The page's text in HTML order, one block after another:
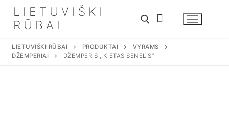
turinio
LIETUVIŠKI
RŪBAI
LIETUVIŠKI RŪBAI PRODUKTAI
VYRAMS
DŽEMPERIAI
DŽEMPERIS ,,KIETAS SENELIS”